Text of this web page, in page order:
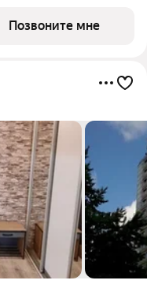
комфорт-класса
Позвоните мне